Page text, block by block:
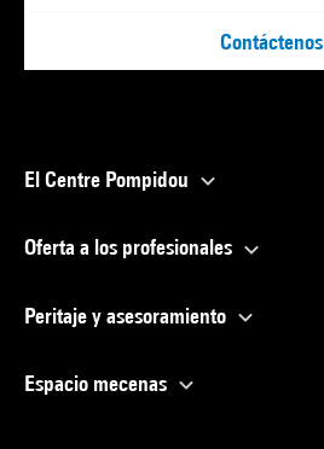
Contáctenos
El Centre Pompidou
Oferta a los profesionales
Peritaje y asesoramiento
Espacio mecenas